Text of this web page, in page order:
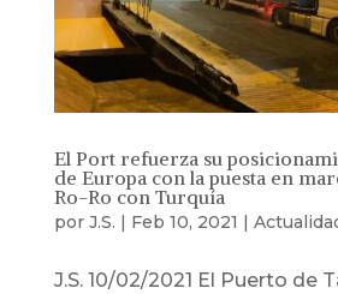
El Port refuerza su
de Europa con la puesta en
Ro-Ro con Turquía
por J.S. Feb 10, 2021
J.S. 10/02/2021 El Puerto de